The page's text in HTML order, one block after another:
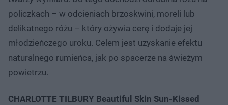
policzkach – w odcieniach brzoskwini, moreli lub
delikatnego różu – który ożywia cerę i dodaje jej
młodzieńczego uroku. Celem jest uzyskanie efektu
naturalnego rumieńca, jak po spacerze na świeżym
powietrzu.
CHARLOTTE TILBURY Beautiful Skin Sun-Kissed